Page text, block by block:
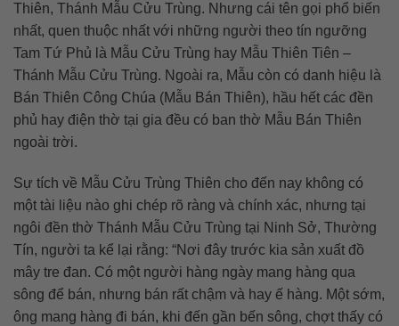
Thiên, Thánh Mẫu Cửu Trùng. Nhưng cái tên gọi phổ biến
nhất, quen thuộc nhất với những người theo tín ngưỡng
Tam Tứ Phủ là Mẫu Cửu Trùng hay Mẫu Thiên Tiên –
Thánh Mẫu Cửu Trùng. Ngoài ra, Mẫu còn có danh hiệu là
Bán Thiên Công Chúa (Mẫu Bán Thiên), hầu hết các đền
phủ hay điện thờ tại gia đều có ban thờ Mẫu Bán Thiên
ngoài trời.
Sự tích về Mẫu Cửu Trùng Thiên cho đến nay không có
một tài liệu nào ghi chép rõ ràng và chính xác, nhưng tại
ngôi đền thờ Thánh Mẫu Cửu Trùng tại Ninh Sở, Thường
Tín, người ta kể lại rằng: “Nơi đây trước kia sản xuất đồ
mây tre đan. Có một người hàng ngày mang hàng qua
sông để bán, nhưng bán rất chậm và hay ế hàng. Một sớm,
ông mang hàng đi bán, khi đến gần bến sông, chợt thấy có